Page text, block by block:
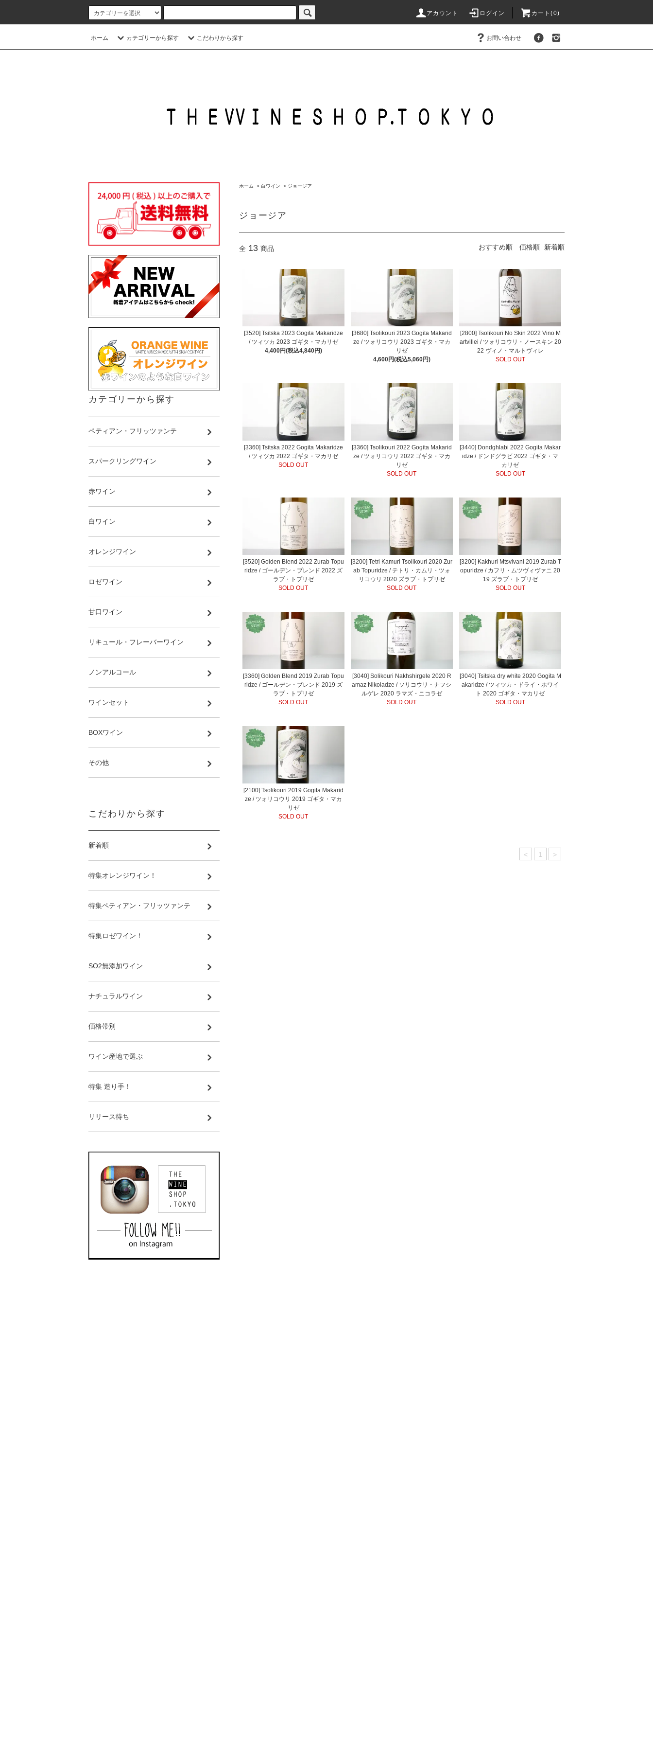
アカウント ログイン カート(0)
ホーム カテゴリーから探す こだわりから探す お問い合わせ
ホーム > 白ワイン > ジョージア
ジョージア
全 13 商品 おすすめ順 価格順 新着順
[3520] Tsitska 2023 Gogita Makaridze
/ ツィツカ 2023 ゴギタ・マカリゼ
4,400円(税込4,840円)
[3680] Tsolikouri 2023 Gogita Makarid
ze / ツォリコウリ 2023 ゴギタ・マカ
リゼ
4,600円(税込5,060円)
[2800] Tsolikouri No Skin 2022 Vino M
artvillei / ツォリコウリ・ノースキン 20
22 ヴィノ・マルトヴィレ
SOLD OUT
[3360] Tsitska 2022 Gogita Makaridze
/ ツィツカ 2022 ゴギタ・マカリゼ
SOLD OUT
[3360] Tsolikouri 2022 Gogita Makarid
ze / ツォリコウリ 2022 ゴギタ・マカ
リゼ
SOLD OUT
[3440] Dondghlabi 2022 Gogita Makar
idze / ドンドグラビ 2022 ゴギタ・マ
カリゼ
SOLD OUT
[3520] Golden Blend 2022 Zurab Topu
ridze / ゴールデン・ブレンド 2022 ズ
ラブ・トプリゼ
SOLD OUT
[3200] Tetri Kamuri Tsolikouri 2020 Zur
ab Topuridze / テトリ・カムリ・ツォ
リコウリ 2020 ズラブ・トプリゼ
SOLD OUT
[3200] Kakhuri Mtsvivani 2019 Zurab T
opuridze / カフリ・ムツヴィヴァニ 20
19 ズラブ・トプリゼ
SOLD OUT
[3360] Golden Blend 2019 Zurab Topu
ridze / ゴールデン・ブレンド 2019 ズ
ラブ・トプリゼ
SOLD OUT
[3040] Solikouri Nakhshirgele 2020 R
amaz Nikoladze / ソリコウリ・ナフシ
ルゲレ 2020 ラマズ・ニコラゼ
SOLD OUT
[3040] Tsitska dry white 2020 Gogita M
akaridze / ツィツカ・ドライ・ホワイ
ト 2020 ゴギタ・マカリゼ
SOLD OUT
[2100] Tsolikouri 2019 Gogita Makarid
ze / ツォリコウリ 2019 ゴギタ・マカ
リゼ
SOLD OUT
< 1 >
カテゴリーから探す
ペティアン・フリッツァンテ
スパークリングワイン
赤ワイン
白ワイン
オレンジワイン
ロゼワイン
甘口ワイン
リキュール・フレーバーワイン
ノンアルコール
ワインセット
BOXワイン
その他
こだわりから探す
新着順
特集オレンジワイン！
特集ペティアン・フリッツァンテ
特集ロゼワイン！
SO2無添加ワイン
ナチュラルワイン
価格帯別
ワイン産地で選ぶ
特集 造り手！
リリース待ち